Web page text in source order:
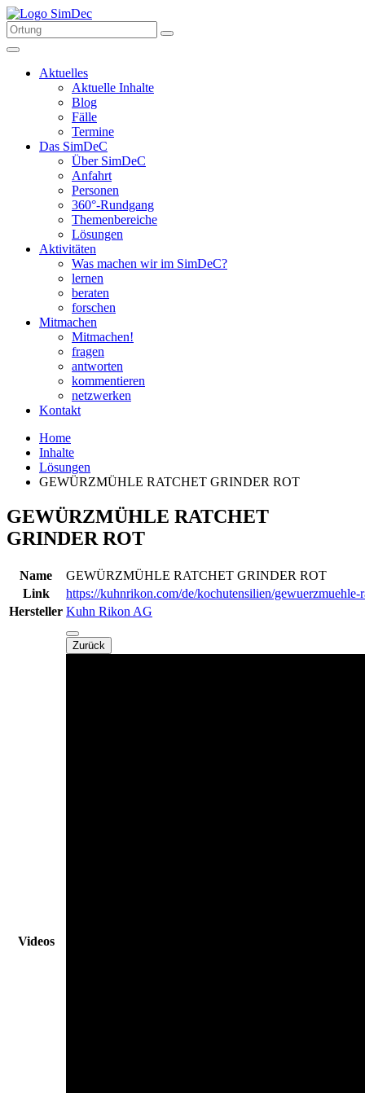
Aktuelles
Aktuelle Inhalte
Blog
Fälle
Termine
Das SimDeC
Über SimDeC
Anfahrt
Personen
360°-Rundgang
Themenbereiche
Lösungen
Aktivitäten
Was machen wir im SimDeC?
lernen
beraten
forschen
Mitmachen
Mitmachen!
fragen
antworten
kommentieren
netzwerken
Kontakt
Home
Inhalte
Lösungen
GEWÜRZMÜHLE RATCHET GRINDER ROT
GEWÜRZMÜHLE RATCHET
GRINDER ROT
Name
GEWÜRZMÜHLE RATCHET GRINDER ROT
Link
https://kuhnrikon.com/de/kochutensilien/gewuerzmuehle-
Hersteller Kuhn Rikon AG
Videos
Zurück